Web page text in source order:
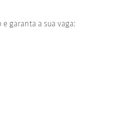
garanta a sua vaga: